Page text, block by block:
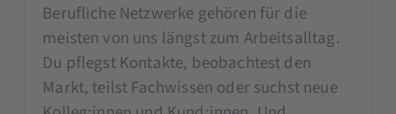
Berufliche Netzwerke gehören für die
meisten von uns längst zum Arbeitsalltag.
Du pflegst Kontakte, beobachtest den
Markt, teilst Fachwissen oder suchst neue